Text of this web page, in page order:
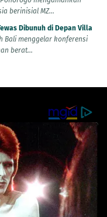
berinisial MZ...
Dibunuh di Depan Villa
Bali menggelar konferensi
berat...